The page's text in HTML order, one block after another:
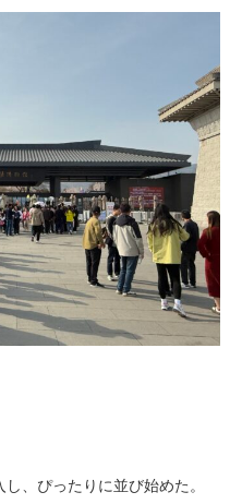
、ぴったりに並び始めた。